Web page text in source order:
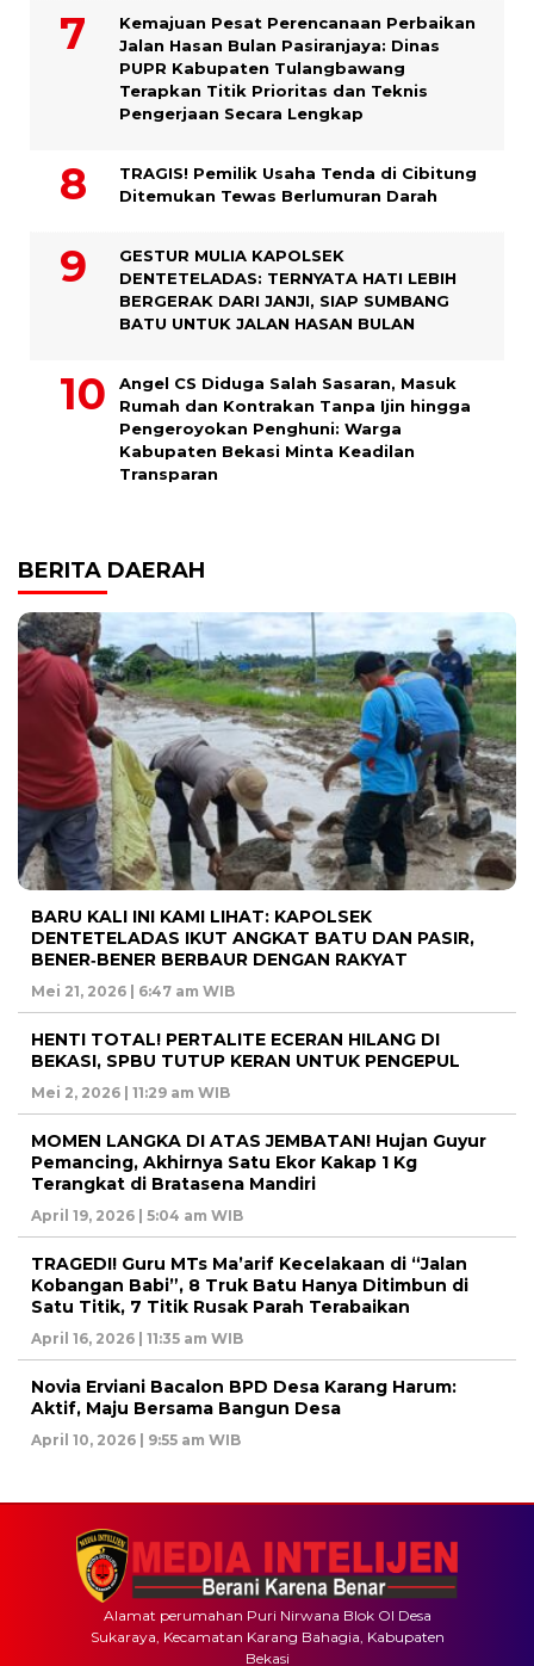
Kemajuan Pesat Perencanaan Perbaikan
Jalan Hasan Bulan Pasiranjaya: Dinas
PUPR Kabupaten Tulangbawang
Terapkan Titik Prioritas dan Teknis
Pengerjaan Secara Lengkap
TRAGIS! Pemilik Usaha Tenda di Cibitung
Ditemukan Tewas Berlumuran Darah
GESTUR MULIA KAPOLSEK
DENTETELADAS: TERNYATA HATI LEBIH
BERGERAK DARI JANJI, SIAP SUMBANG
BATU UNTUK JALAN HASAN BULAN
Angel CS Diduga Salah Sasaran, Masuk
Rumah dan Kontrakan Tanpa Ijin hingga
Pengeroyokan Penghuni: Warga
Kabupaten Bekasi Minta Keadilan
Transparan
BERITA DAERAH
BARU KALI INI KAMI LIHAT: KAPOLSEK
DENTETELADAS IKUT ANGKAT BATU DAN PASIR,
BENER‑BENER BERBAUR DENGAN RAKYAT
Mei 21, 2026 | 6:47 am WIB
HENTI TOTAL! PERTALITE ECERAN HILANG DI
BEKASI, SPBU TUTUP KERAN UNTUK PENGEPUL
Mei 2, 2026 | 11:29 am WIB
MOMEN LANGKA DI ATAS JEMBATAN! Hujan Guyur
Pemancing, Akhirnya Satu Ekor Kakap 1 Kg
Terangkat di Bratasena Mandiri
April 19, 2026 | 5:04 am WIB
TRAGEDI! Guru MTs Ma’arif Kecelakaan di “Jalan
Kobangan Babi”, 8 Truk Batu Hanya Ditimbun di
Satu Titik, 7 Titik Rusak Parah Terabaikan
April 16, 2026 | 11:35 am WIB
Novia Erviani Bacalon BPD Desa Karang Harum:
Aktif, Maju Bersama Bangun Desa
April 10, 2026 | 9:55 am WIB
Alamat perumahan Puri Nirwana Blok OI Desa
Sukaraya, Kecamatan Karang Bahagia, Kabupaten
Bekasi